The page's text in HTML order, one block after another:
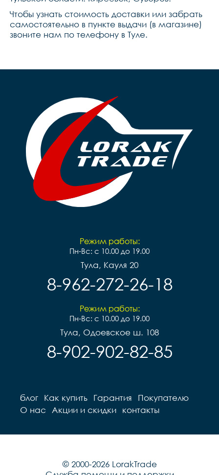
Чтобы узнать стоимость доставки или забрать
самостоятельно в пункте выдачи (в магазине)
звоните нам по телефону в Туле.
Режим работы:
Пн-Вс: с 10.00 до 19.00
Тула, Кауля 20
8-962-272-26-18
Режим работы:
Пн-Вс: с 10.00 до 19.00
Тула, Одоевское ш. 108
8-902-902-82-85
блог Как купить Гарантия
Покупателю
О нас
Акции и скидки контакты
© 2000-2026 LorakTrade